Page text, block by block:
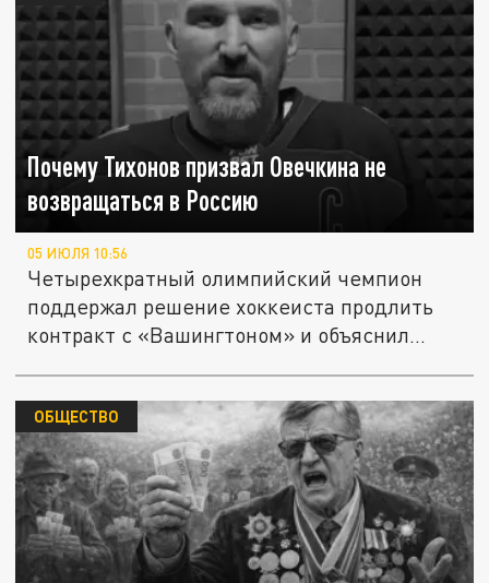
Почему Тихонов призвал Овечкина не
возвращаться в Россию
05 ИЮЛЯ 10:56
Четырехкратный олимпийский чемпион
поддержал решение хоккеиста продлить
контракт с «Вашингтоном» и объяснил...
ОБЩЕСТВО